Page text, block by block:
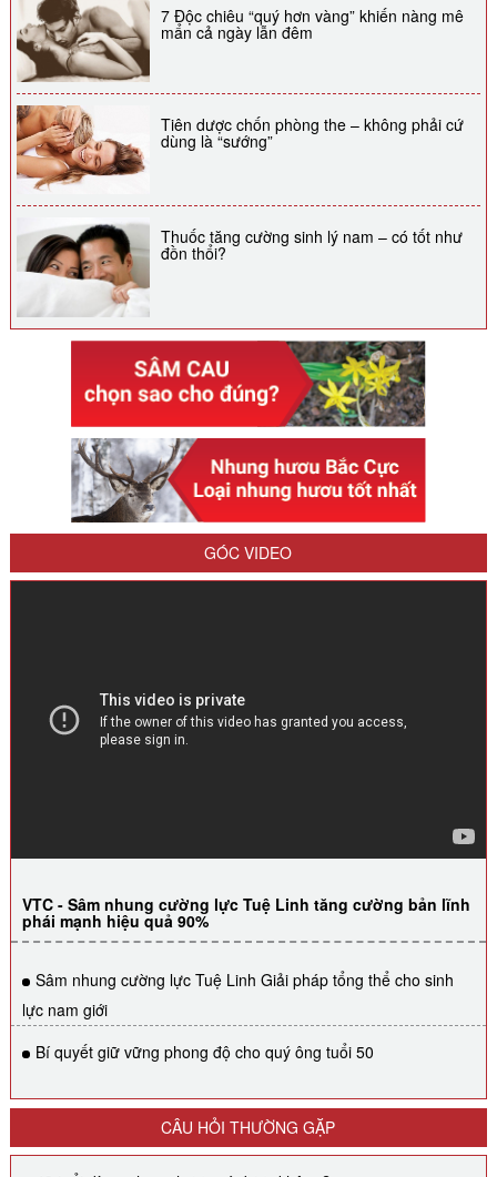
7 Độc chiêu “quý hơn vàng” khiến nàng mê
mẩn cả ngày lẫn đêm
Tiên dược chốn phòng the – không phải cứ
dùng là “sướng”
Thuốc tăng cường sinh lý nam – có tốt như
đồn thổi?
GÓC VIDEO
VTC - Sâm nhung cường lực Tuệ Linh tăng cường bản lĩnh
phái mạnh hiệu quả 90%
Sâm nhung cường lực Tuệ Linh Giải pháp tổng thể cho sinh
lực nam giới
Bí quyết giữ vững phong độ cho quý ông tuổi 50
CÂU HỎI THƯỜNG GẶP